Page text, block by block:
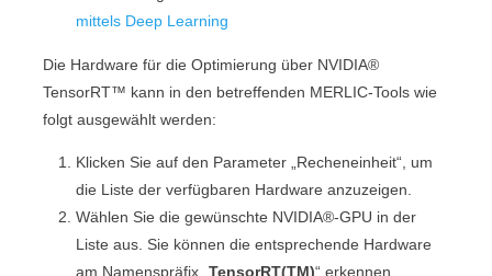
mittels Deep Learning
Die Hardware für die Optimierung über NVIDIA®
TensorRT™ kann in den betreffenden MERLIC-Tools wie
folgt ausgewählt werden:
Klicken Sie auf den Parameter „ Recheneinheit“, um
die Liste der verfügbaren Hardware anzuzeigen.
Wählen Sie die gewünschte NVIDIA®-GPU in der
Liste aus. Sie können die entsprechende Hardware
am Namenspräfix „TensorRT(TM)“ erkennen.